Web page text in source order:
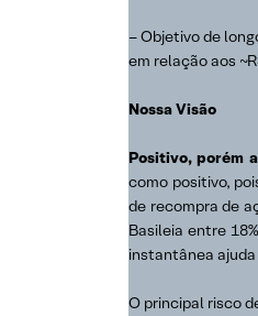
– Objetivo de
em relação aos
Nossa Visão
Positivo, porém
como positivo,
de recompra de
Basileia entre
instantânea
O principal risco